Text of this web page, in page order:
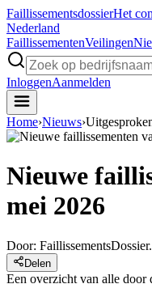
FaillissementsdossierHet
Nederland
FaillissementenVeilingen
InloggenAanmelden
Home›Nieuws›
Nieuwe
mei 2026
Door:
Delen
Een overzicht van alle door